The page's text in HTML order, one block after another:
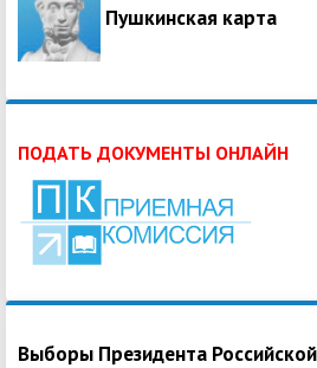
Пушкинская карта
ПОДАТЬ ДОКУМЕНТЫ ОНЛАЙН
Выборы Президента